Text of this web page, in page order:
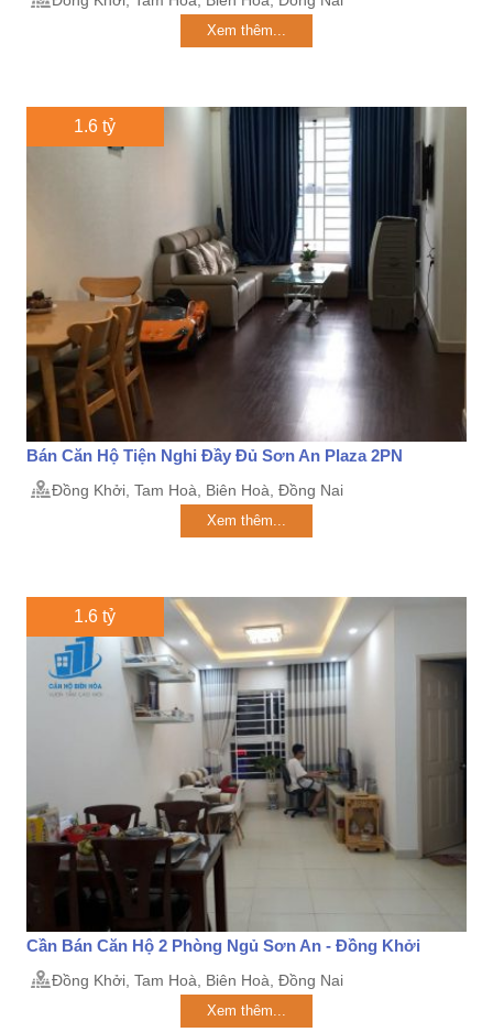
Xem thêm...
1.6 tỷ
Bán Căn Hộ Tiện Nghi Đầy Đủ Sơn An Plaza 2PN
Đồng Khởi, Tam Hoà, Biên Hoà, Đồng Nai
Xem thêm...
1.6 tỷ
Cần Bán Căn Hộ 2 Phòng Ngủ Sơn An - Đồng Khởi
Đồng Khởi, Tam Hoà, Biên Hoà, Đồng Nai
Xem thêm...